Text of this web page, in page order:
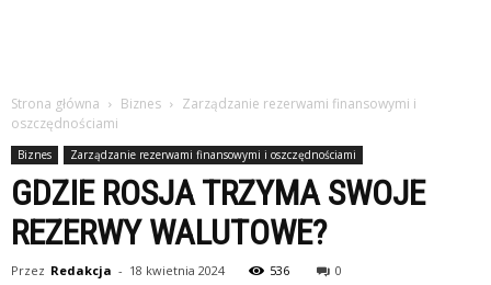
Strona główna Biznes
Zarządzanie rezerwami finansowymi i
oszczędnościami
Biznes Zarządzanie rezerwami finansowymi i oszczędnościami
GDZIE ROSJA TRZYMA SWOJE
REZERWY WALUTOWE?
Przez Redakcja - 18 kwietnia 2024 536 0